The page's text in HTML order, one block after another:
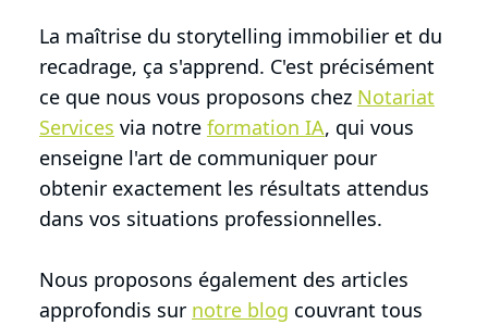
La maîtrise du storytelling immobilier et du
recadrage, ça s'apprend. C'est précisément
ce que nous vous proposons chez Notariat
Services via notre formation IA, qui vous
enseigne l'art de communiquer pour
obtenir exactement les résultats attendus
dans vos situations professionnelles.
Nous proposons également des articles
approfondis sur notre blog couvrant tous